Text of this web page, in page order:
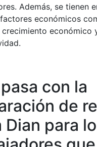
Además, se tienen
económicos
crecimiento económico
con la
de
Dian para